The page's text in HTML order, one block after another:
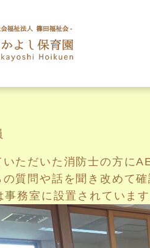
ただいた消防士の方に
質問や話を聞き改めて
務室に設置されています